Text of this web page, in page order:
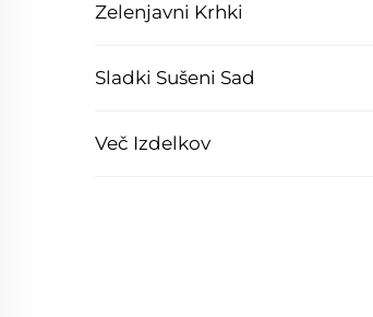
Zelenjavni Krhki
Sladki Sušeni Sad
Več Izdelkov